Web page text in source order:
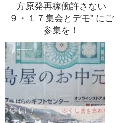
方原発再稼働許さない
９・１７集会とデモ” にご
参集を！